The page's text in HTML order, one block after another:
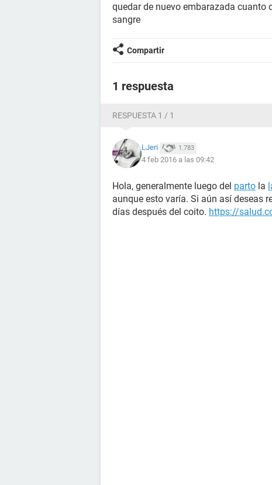
quedar de nuevo embarazada cuanto
sangre
Compartir
1 respuesta
RESPUESTA 1 / 1
LJeri 1.783
4 feb 2016 a las 09:42
Hola, generalmente luego del parto la
aunque esto varía. Si aún así deseas
días después del coito. https://